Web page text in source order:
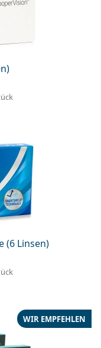
(6 Linsen)
WIR EMPFEHLEN